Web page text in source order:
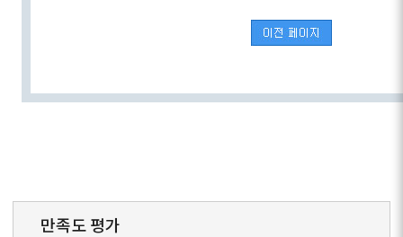
만족도 평가